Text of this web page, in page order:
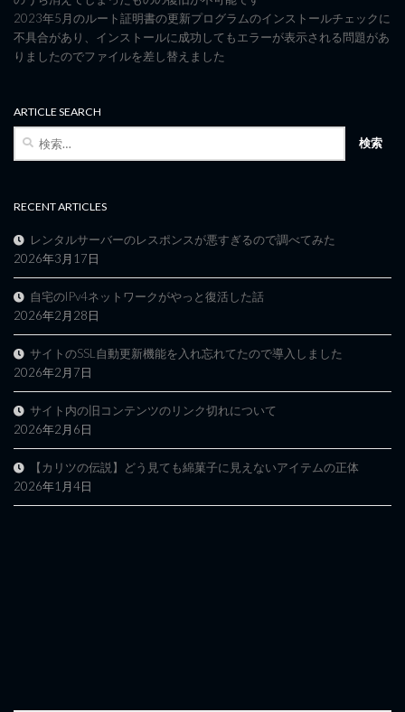
2023年5月のルート証明書の更新プログラムのインストールチェックに
不具合があり、インストールに成功してもエラーが表示される問題があ
りましたのでファイルを差し替えました
ARTICLE SEARCH
RECENT ARTICLES
レンタルサーバーのレスポンスが悪すぎるので調べてみた
2026年3月17日
自宅のIPv4ネットワークがやっと復活した話
2026年2月28日
サイトのSSL自動更新機能を入れ忘れてたので導入しました
2026年2月7日
サイト内の旧コンテンツのリンク切れについて
2026年2月6日
【カリツの伝説】どう見ても綿菓子に見えないアイテムの正体
2026年1月4日